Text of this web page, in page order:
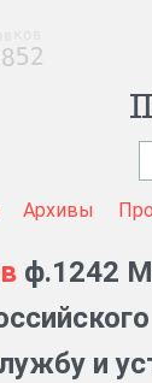
Архивы
ф.1242
и